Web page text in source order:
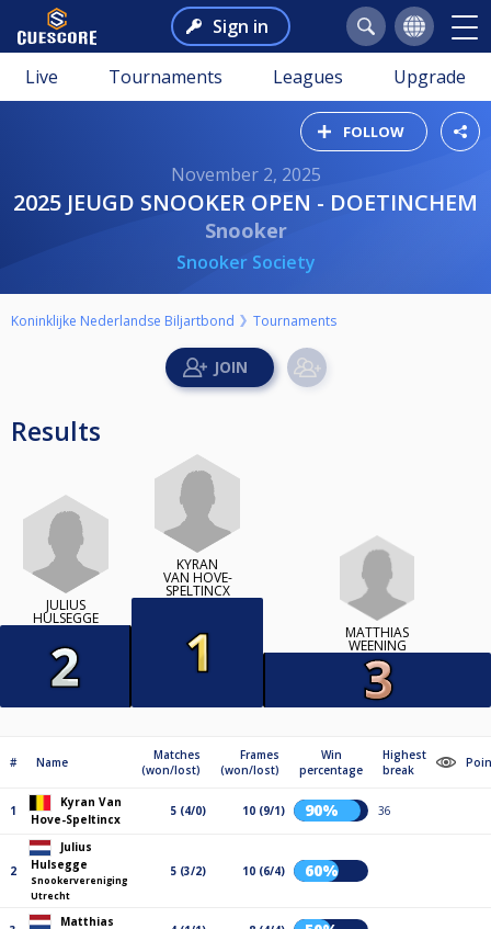
Sign in
Live Tournaments Leagues Upgrade
FOLLOW
November 2, 2025
2025 JEUGD SNOOKER OPEN - DOETINCHEM
Snooker
Snooker Society
Koninklijke Nederlandse Biljartbond Tournaments
Results
JULIUS
HULSEGGE
KYRAN
VAN HOVE-
SPELTINCX
MATTHIAS
WEENING
# Name
Matches
(won/lost)
Frames
(won/lost)
Win
percentage
Highest
break
1
Kyran Van
Hove-Speltincx
5 (4/0) 10 (9/1) 90% 36
2
Julius
Hulsegge
Snookervereniging
Utrecht
5 (3/2) 10 (6/4) 60%
Matthias